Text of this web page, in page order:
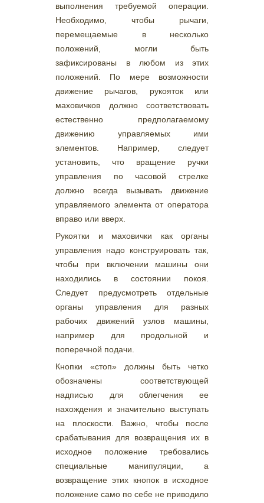
выполнения требуемой операции.
Необходимо, чтобы рычаги,
перемещаемые в несколько
положений, могли быть
зафиксированы в любом из этих
положений. По мере возможности
движение рычагов, рукояток или
маховичков должно соответствовать
естественно предполагаемому
движению управляемых ими
элементов. Например, следует
установить, что вращение ручки
управления по часовой стрелке
должно всегда вызывать движение
управляемого элемента от оператора
вправо или вверх.
Рукоятки и маховички как органы
управления надо конструировать так,
чтобы при включении машины они
находились в состоянии покоя.
Следует предусмотреть отдельные
органы управления для разных
рабочих движений узлов машины,
например для продольной и
поперечной подачи.
Кнопки «стоп» должны быть четко
обозначены соответствующей
надписью для облегчения ее
нахождения и значительно выступать
на плоскости. Важно, чтобы после
срабатывания для возвращения их в
исходное положение требовались
специальные манипуляции, а
возвращение этих кнопок в исходное
положение само по себе не приводило